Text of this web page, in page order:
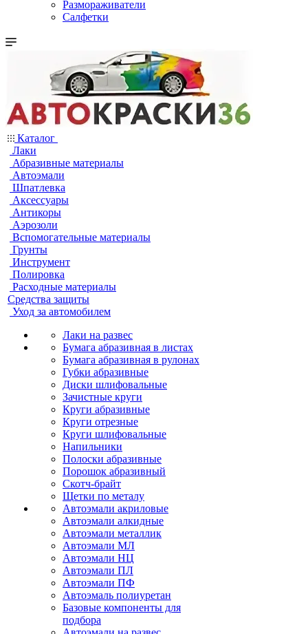
Размораживатели
Салфетки
Каталог
Лаки
Абразивные материалы
Автоэмали
Шпатлевка
Аксессуары
Антикоры
Аэрозоли
Вспомогательные материалы
Грунты
Инструмент
Полировка
Расходные материалы
Средства защиты
Уход за автомобилем
Лаки на развес
Бумага абразивная в листах
Бумага абразивная в рулонах
Губки абразивные
Диски шлифовальные
Зачистные круги
Круги абразивные
Круги отрезные
Круги шлифовальные
Напильники
Полоски абразивные
Порошок абразивный
Скотч-брайт
Щетки по металу
Автоэмали акриловые
Автоэмали алкидные
Автоэмали металлик
Автоэмали МЛ
Автоэмали НЦ
Автоэмали ПЛ
Автоэмали ПФ
Автоэмаль полиуретан
Базовые компоненты для
подбора